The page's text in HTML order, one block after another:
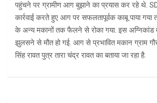
पहुंचने पर ग्रामीण आग बुझाने का प्रयास कर रहे थे.
कार्रवाई करते हुए आग पर सफलतापूर्वक काबू पाया
के अन्य मकानों तक फैलने से रोका गया. इस अग्निकांड
झुलसने से मौत हो गई. आग से प्रभावित मकान ग्राम
सिंह रावत पुत्र तारा चंद्र रावत का बताया जा रहा है.